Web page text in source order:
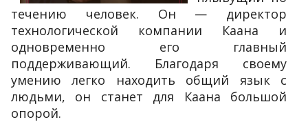
течению человек. Он — директор
технологической компании Каана и
одновременно его главный
поддерживающий. Благодаря своему
умению легко находить общий язык с
людьми, он станет для Каана большой
опорой.